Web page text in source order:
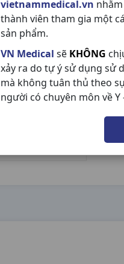
vietnammedical.vn
thành viên tham gia một
sản phẩm.
VN Medical sẽ KHÔNG
xảy ra do tự ý sử dụng sử
mà không tuân thủ theo
người có chuyên môn về Y